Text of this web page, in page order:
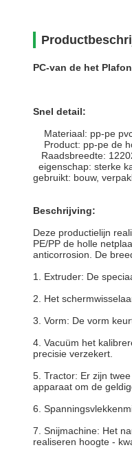
PC-van de het
Snel detail:
Materiaal: pp-pe
Product: pp-pe de
Raadsbreedte:
eigenschap: sterke
gebruikt: bouw,
Beschrijving:
Deze productielijn
PE/PP de holle
anticorrosion. De
1. Extruder: De
2. Het
3. Vorm: De vorm
4. Vacuüm het
precisie verzekert.
5. Tractor: Er zijn
apparaat om de
6.
7. Snijmachine: Het
realiseren hoogte -